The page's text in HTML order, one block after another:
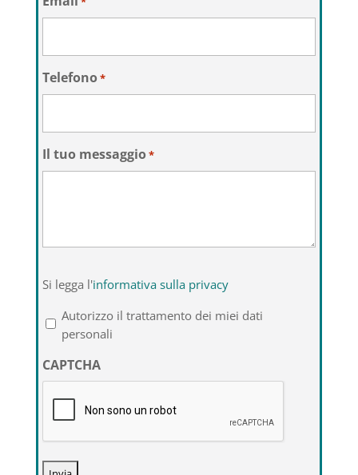
Telefono*
Il tuo messaggio*
legga
l'informativa
sulla
privacy
*
Si legga l'informativa sulla privacy
Autorizzo il trattamento dei miei dati
personali
CAPTCHA